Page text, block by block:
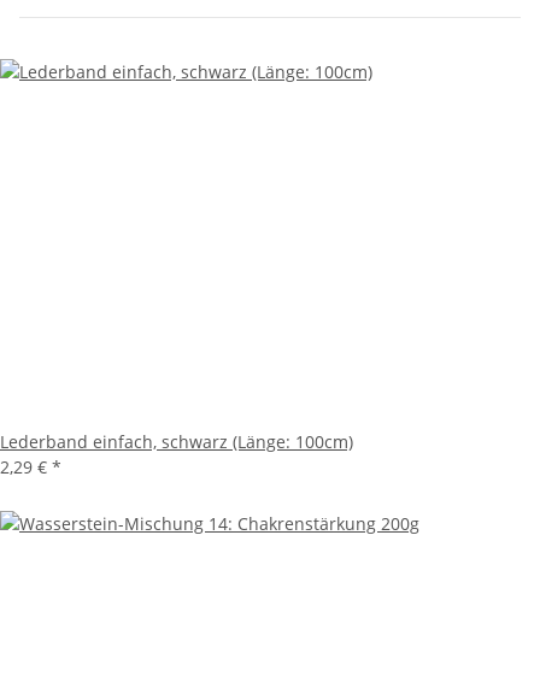
Lederband einfach, schwarz (Länge: 100cm)
2,29 € *